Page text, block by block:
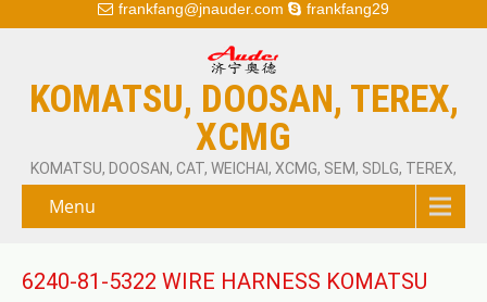
frankfang@jnauder.com frankfang29
KOMATSU, DOOSAN, TEREX,
XCMG
KOMATSU, DOOSAN, CAT, WEICHAI, XCMG, SEM, SDLG, TEREX,
Menu
6240-81-5322 WIRE HARNESS KOMATSU